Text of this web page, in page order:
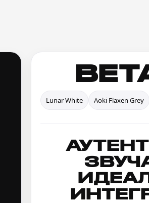
Lunar White Aoki Flaxen Grey